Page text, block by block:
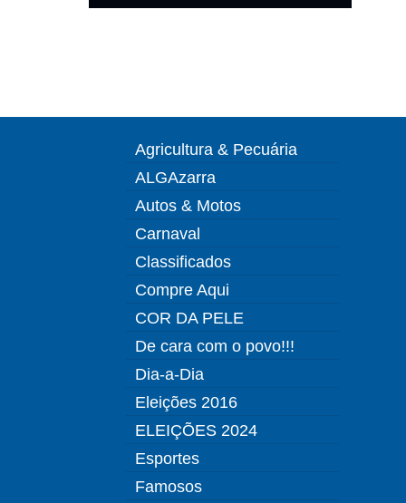
Agricultura & Pecuária
ALGAzarra
Autos & Motos
Carnaval
Classificados
Compre Aqui
COR DA PELE
De cara com o povo!!!
Dia-a-Dia
Eleições 2016
ELEIÇÕES 2024
Esportes
Famosos